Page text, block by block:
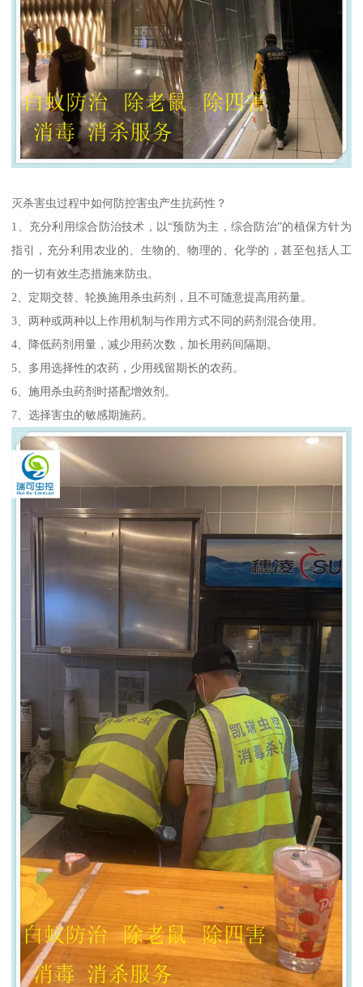
灭杀害虫过程中如何防控害虫产生抗药性？
1、充分利用综合防治技术，以“预防为主，综合防治”的植保方针为
指引，充分利用农业的、生物的、物理的、化学的，甚至包括人工
的一切有效生态措施来防虫。
2、定期交替、轮换施用杀虫药剂，且不可随意提高用药量。
3、两种或两种以上作用机制与作用方式不同的药剂混合使用。
4、降低药剂用量，减少用药次数，加长用药间隔期。
5、多用选择性的农药，少用残留期长的农药。
6、施用杀虫药剂时搭配增效剂。
7、选择害虫的敏感期施药。